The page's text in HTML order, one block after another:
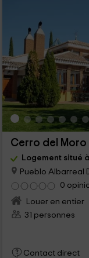
Cerro del Moro
Logement situé
Pueblo Albarreal
0
Louer en entier
31 personnes
Contact direct